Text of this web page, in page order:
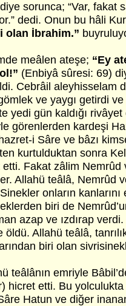
sorunca; “Var, fakat
dedi. Onun bu hâli
olan İbrahim.”
meâlen ateşe; “Ey
(Enbiyâ sûresi: 69)
Cebrâil aleyhisselam
ve yaygı getirdi
yedi gün kaldığı rivâyet
görenlerden kardeşi
i Sâre ve bâzı
kurtulduktan sonra
Fakat zâlim Nemrûd
Allahü teâlâ, Nemrûd
onların kanlarını
biri de
azap ve ızdırap verdi.
Allahü teâlâ,
biri olan
teâlânın emriyle
hicret etti. Bu
Hatun ve diğer